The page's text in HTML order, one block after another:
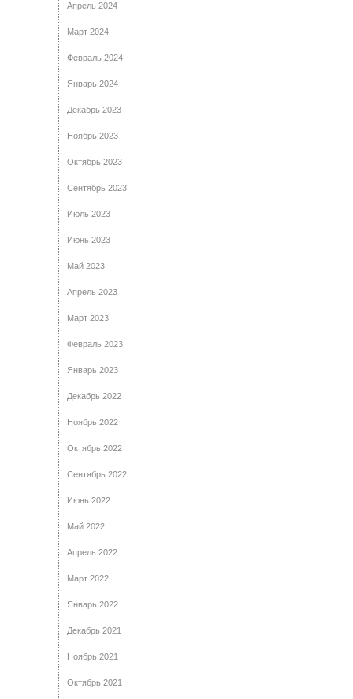
Апрель 2024
Март 2024
Февраль 2024
Январь 2024
Декабрь 2023
Ноябрь 2023
Октябрь 2023
Сентябрь 2023
Июль 2023
Июнь 2023
Май 2023
Апрель 2023
Март 2023
Февраль 2023
Январь 2023
Декабрь 2022
Ноябрь 2022
Октябрь 2022
Сентябрь 2022
Июнь 2022
Май 2022
Апрель 2022
Март 2022
Январь 2022
Декабрь 2021
Ноябрь 2021
Октябрь 2021